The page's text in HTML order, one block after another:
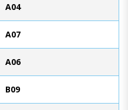
A04
A07
A06
B09